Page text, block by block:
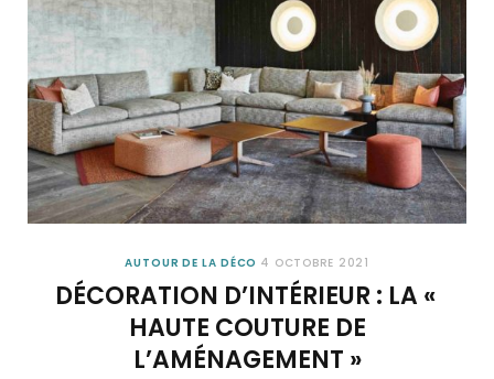
AUTOUR DE LA DÉCO 4 OCTOBRE 2021
DÉCORATION D’INTÉRIEUR : LA «
HAUTE COUTURE DE
L’AMÉNAGEMENT »